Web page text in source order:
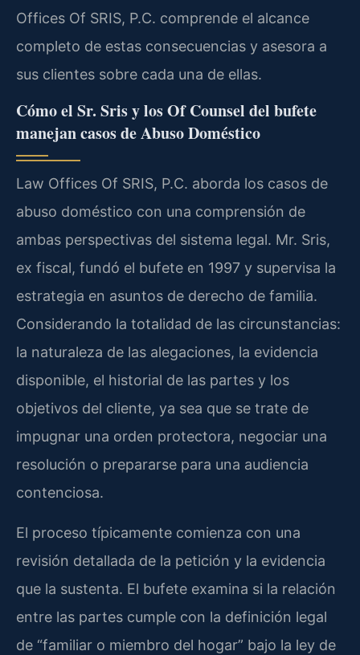
Offices Of SRIS, P.C. comprende el alcance
completo de estas consecuencias y asesora a
sus clientes sobre cada una de ellas.
Cómo el Sr. Sris y los Of Counsel del bufete
manejan casos de Abuso Doméstico
Law Offices Of SRIS, P.C. aborda los casos de
abuso doméstico con una comprensión de
ambas perspectivas del sistema legal. Mr. Sris,
ex fiscal, fundó el bufete en 1997 y supervisa la
estrategia en asuntos de derecho de familia.
Considerando la totalidad de las circunstancias:
la naturaleza de las alegaciones, la evidencia
disponible, el historial de las partes y los
objetivos del cliente, ya sea que se trate de
impugnar una orden protectora, negociar una
resolución o prepararse para una audiencia
contenciosa.
El proceso típicamente comienza con una
revisión detallada de la petición y la evidencia
que la sustenta. El bufete examina si la relación
entre las partes cumple con la definición legal
de “familiar o miembro del hogar” bajo la ley de